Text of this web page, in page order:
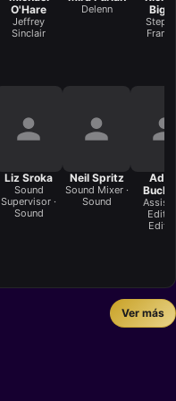
O'Hare
Jeffrey
Sinclair
Delenn
Liz Sroka
Sound
Supervisor ·
Sound
Neil Spritz
Sound Mixer ·
Sound
Editor
Ver más